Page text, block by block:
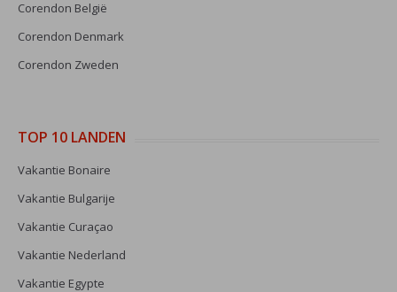
Corendon België
Corendon Denmark
Corendon Zweden
TOP 10 LANDEN
Vakantie Bonaire
Vakantie Bulgarije
Vakantie Curaçao
Vakantie Nederland
Vakantie Egypte